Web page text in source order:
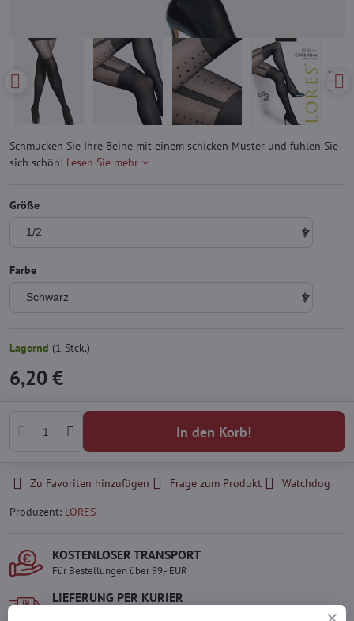
Schmücken Sie Ihre Beine mit einem schicken Muster und fühlen Sie
sich schön! Lesen Sie mehr
Größe
Farbe
Lagernd (1 Stck.)
6,20 €
In den Korb!
Zu Favoriten hinzufügen Frage zum Produkt
Watchdog
Produzent: LORES
KOSTENLOSER TRANSPORT
Für Bestellungen über 99,- EUR
LIEFERUNG PER KURIER